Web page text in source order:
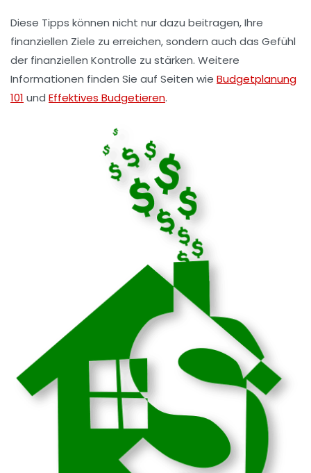
Diese Tipps können nicht nur dazu beitragen, Ihre
finanziellen Ziele zu erreichen, sondern auch das Gefühl
der finanziellen Kontrolle zu stärken. Weitere
Informationen finden Sie auf Seiten wie Budgetplanung
101 und Effektives Budgetieren.